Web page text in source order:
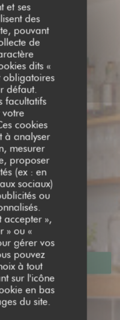
et ses
des
pouvant
de
dits «
obligatoires
défaut.
facultatifs
votre
cookies
à analyser
mesurer
proposer
(ex : en
sociaux)
ou
accepter »,
» ou «
gérer vos
pouvez
à tout
sur l'icône
en bas
du site.